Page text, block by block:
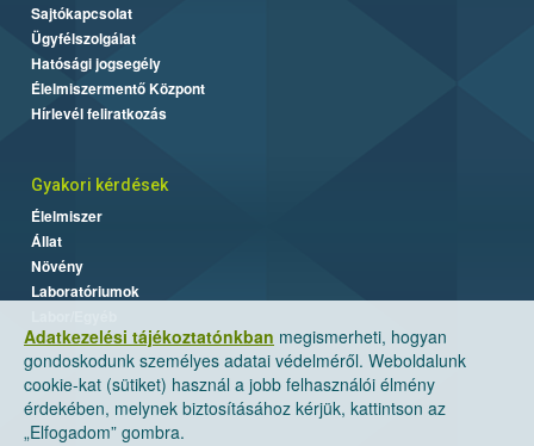
Adatkezelési tájékoztatónkban megismerheti, hogyan
gondoskodunk személyes adatai védelméről. Weboldalunk
cookie-kat (sütiket) használ a jobb felhasználói élmény
érdekében, melynek biztosításához kérjük, kattintson az
„Elfogadom” gombra.
Sajtókapcsolat
Ügyfélszolgálat
Hatósági jogsegély
Élelmiszermentő Központ
Hírlevél feliratkozás
Gyakori kérdések
Élelmiszer
Állat
Növény
Laboratóriumok